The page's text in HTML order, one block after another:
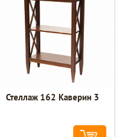
Стеллаж 162 Каверин 3